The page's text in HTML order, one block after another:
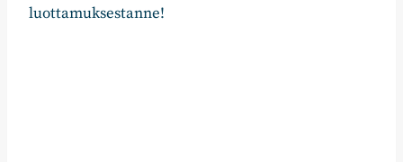
luottamuksestanne!